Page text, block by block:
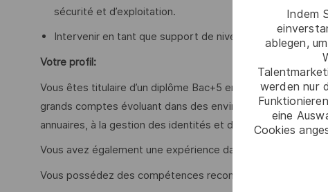
Indem
ablegen,
werden nur
eine
Cookies
sécurité et d’exploitation.
Intervenir en tant que support de niveau 3 auprès des
Votre profil:
Vous êtes titulaire d’un diplôme Bac+5 en informatique ou
grands comptes évoluant dans des environnements
annuaires, à la gestion des identités et des accès.
Vous avez également une expérience dans les enjeux de la
Vous possédez des compétences reconnues dans les